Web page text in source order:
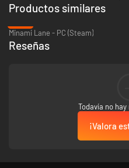
forma detallada y profunda que
legislarían los porros, ofreciendo
personajes únicos con los que
la hierba crece. Tanto si eliges
Productos similares
Minami Lane - PC (Steam)
Reseñas
Todavía no
¡Valora